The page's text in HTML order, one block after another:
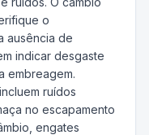
o
ausência de
indicar desgaste
embreagem.
ruídos
no escapamento
engates